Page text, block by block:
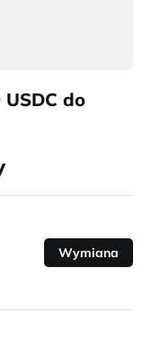
USDC do
Wymiana